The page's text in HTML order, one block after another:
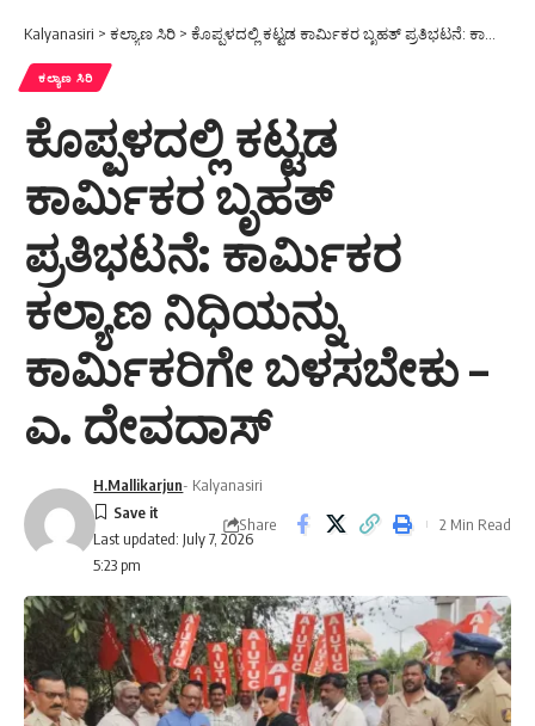
Kalyanasiri > ಕಲ್ಯಾಣ ಸಿರಿ > ಕೊಪ್ಪಳದಲ್ಲಿ ಕಟ್ಟಡ ಕಾರ್ಮಿಕರ ಬೃಹತ್ ಪ್ರತಿಭಟನೆ: ಕಾರ್ಮಿಕರ ಕಲ್ಯಾಣ ನಿಧಿಯನ್ನು ಕಾರ್ಮಿಕರಿಗೇ ಬಳಸಬೇಕು – ಎ. ದೇವದಾಸ್
ಕಲ್ಯಾಣ ಸಿರಿ
ಕೊಪ್ಪಳದಲ್ಲಿ ಕಟ್ಟಡ
ಕಾರ್ಮಿಕರ ಬೃಹತ್
ಪ್ರತಿಭಟನೆ: ಕಾರ್ಮಿಕರ
ಕಲ್ಯಾಣ ನಿಧಿಯನ್ನು
ಕಾರ್ಮಿಕರಿಗೇ ಬಳಸಬೇಕು –
ಎ. ದೇವದಾಸ್
Last updated: July 7, 2026
5:23 pm
H.Mallikarjun- Kalyanasiri
Share 2 Min Read